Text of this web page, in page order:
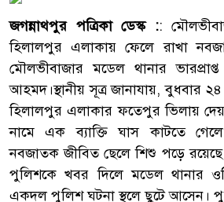
জগন্নাথপুর পত্রিকা ডেস্ক ::
হিলালপুর এলাকায় ফেলে রাখা
মৌলভীবাজার মডেল থানার
আহমদ।স্থানীয় সূত্র জানাযায়, বুধবার
হিলালপুর এলাকার ফতেপুর ভিলায়
নামে এক ব্যাক্তি ঘাস কাটতে
নবজাতক জীবিত ছেলে শিশু পড়ে
পুলিশকে খবর দিলে মডেল থানার
একদল পুলিশ ঘটনা স্থলে ছুটে আসেন।